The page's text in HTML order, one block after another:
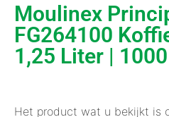
Moulinex
FG264100
1,25 Liter |
Het product wat u bekijkt is